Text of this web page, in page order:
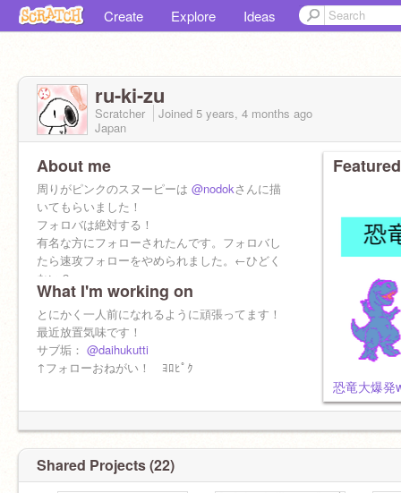
Create Explore Ideas
ru-ki-zu
Scratcher Joined 5 years, 4 months ago
Japan
About me
周りがピンクのスヌーピーは @nodokさんに描
いてもらいました！
フォロバは絶対する！
有名な方にフォローされたんです。フォロバし
たら速攻フォローをやめられました。←ひどく
ない？
スヌーピー大好き！野球もやってます！
ルーさんって呼んでくださいねっ！
最近、テスト勉強頑張ってます★(なのでスクラ
ッチは全然できません(;^^)...)
What I'm working on
とにかく一人前になれるように頑張ってます！
最近放置気味です！
サブ垢： @daihukutti
↑フォローおねがい！ ﾖﾛﾋﾟｸ
恐竜大爆発
Shared Projects (22)